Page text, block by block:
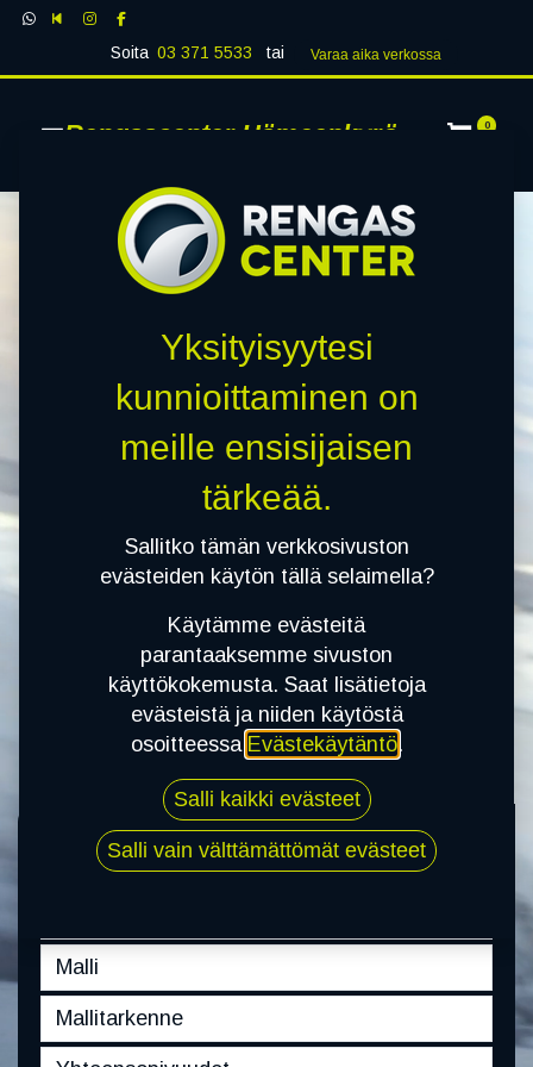
Soita 03 371 5533 tai Varaa aika verk​​​​ossa
Rengascenter Hämeenkyrö 0
RENGASCENTER
HÄMEENKYRÖ
Laadukkaat renkaat, huippupalvelu ja nopeat
asennukset helposti Hämeenkyrössä.
Poikkea käymään ja laita renkaat kerralla
Nyt myös verkkokauppa on avattu!
KATSO UUSIMMAT NOKIAN
KESÄRENKAAT TÄSTÄ
AUTO RENKAAT VANTEET
Yksityisyytesi
kunnioittaminen on
meille ensisijaisen
tärkeää.
Sallitko tämän verkkosivuston
evästeiden käytön tällä selaimella?
Käytämme evästeitä
parantaaksemme sivuston
käyttökokemusta. Saat lisätietoja
evästeistä ja niiden käytöstä
osoitteessa Evästekäytäntö.
Salli kaikki evästeet
Salli vain välttämättömät evästeet